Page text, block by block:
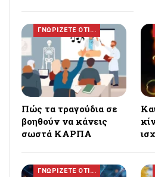
ΓΝΩΡΙΖΕΤΕ ΟΤΙ...
Πώς τα τραγούδια σε
βοηθούν να κάνεις
σωστά ΚΑΡΠΑ
ΓΝΩΡΙΖΕΤΕ ΟΤΙ...